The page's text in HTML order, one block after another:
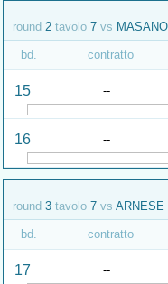
round 2 tavolo 7 vs
bd. contratto
15 --
16 --
round 3 tavolo 7 vs ARNESE
bd. contratto
17 --